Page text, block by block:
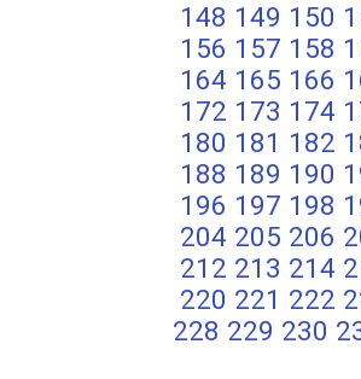
148 149 150
156 157 158
164 165 166
172 173 174
180 181 182
188 189 190
196 197 198
204 205 206
212 213 214
220 221 222
228 229 230